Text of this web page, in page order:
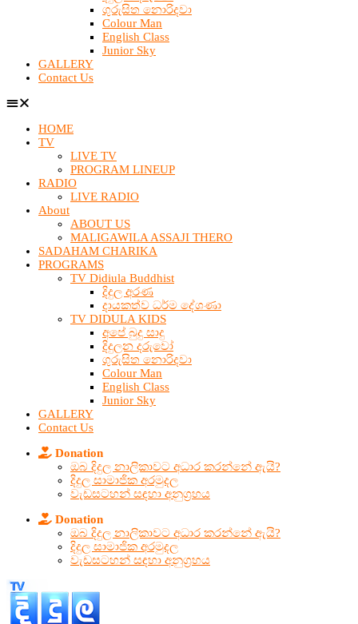
ගුරුසිත නොරිදවා
Colour Man
English Class
Junior Sky
GALLERY
Contact Us
HOME
TV
LIVE TV
PROGRAM LINEUP
RADIO
LIVE RADIO
About
ABOUT US
MALIGAWILA ASSAJI THERO
SADAHAM CHARIKA
PROGRAMS
TV Didiula Buddhist
දිදුල අරණ
දායකත්ව ධර්ම දේශණා
TV DIDULA KIDS
අපේ බුදු සාදු
දිදුලන දරුවෝ
ගුරුසිත නොරිදවා
Colour Man
English Class
Junior Sky
GALLERY
Contact Us
Donation
ඔබ දිදුල නාලිකාවට අධාර කරන්නේ ඇයි?
දිදුල සාමාජික අරමුදල
වැඩසටහන් සඳහා අනුග්‍රහය
Donation
ඔබ දිදුල නාලිකාවට අධාර කරන්නේ ඇයි?
දිදුල සාමාජික අරමුදල
වැඩසටහන් සඳහා අනුග්‍රහය